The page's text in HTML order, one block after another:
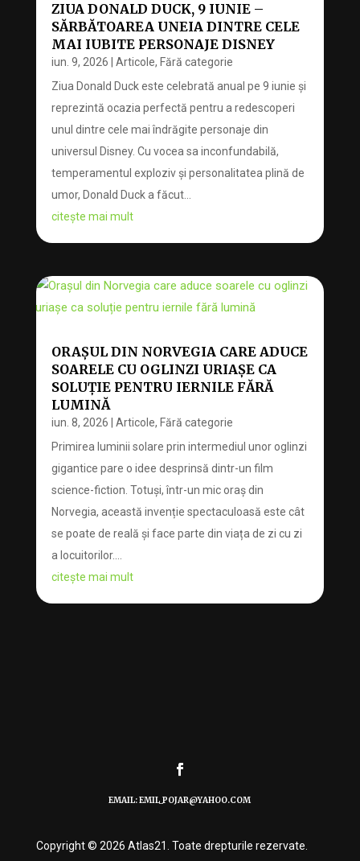
ZIUA DONALD DUCK, 9 IUNIE –
SĂRBĂTOAREA UNEIA DINTRE CELE
MAI IUBITE PERSONAJE DISNEY
iun. 9, 2026 Articole, Fără categorie
Ziua Donald Duck este celebrată anual pe 9 iunie și
reprezintă ocazia perfectă pentru a redescoperi
unul dintre cele mai îndrăgite personaje din
universul Disney. Cu vocea sa inconfundabilă,
temperamentul exploziv și personalitatea plină de
umor, Donald Duck a făcut...
citește mai mult
ORAȘUL DIN NORVEGIA CARE ADUCE
SOARELE CU OGLINZI URIAȘE CA
SOLUȚIE PENTRU IERNILE FĂRĂ
LUMINĂ
iun. 8, 2026 Articole, Fără categorie
Primirea luminii solare prin intermediul unor oglinzi
gigantice pare o idee desprinsă dintr-un film
science-fiction. Totuși, într-un mic oraș din
Norvegia, această invenție spectaculoasă este cât
se poate de reală și face parte din viața de zi cu zi
a locuitorilor....
citește mai mult
EMAIL: EMIL_POJAR@YAHOO.COM
Copyright © 2026 Atlas21. Toate drepturile rezervate.